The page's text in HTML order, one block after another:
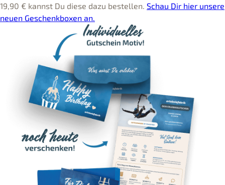
19,90 € kannst Du diese dazu bestellen. Schau Dir hier unsere
neuen Geschenkboxen an.